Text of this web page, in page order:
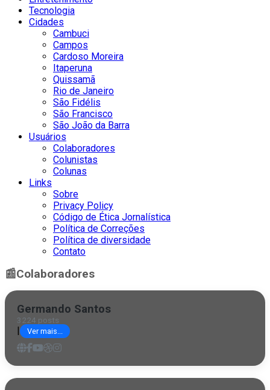
Tecnologia
Cidades
Cambuci
Campos
Cardoso Moreira
Itaperuna
Quissamã
Rio de Janeiro
São Fidélis
São Francisco
São João da Barra
Usuários
Colaboradores
Colunistas
Colunas
Links
Sobre
Privacy Policy
Código de Ética Jornalística
Política de Correções
Política de diversidade
Contato
📰Colaboradores
Germando Santos
3224 posts
| Ver mais...